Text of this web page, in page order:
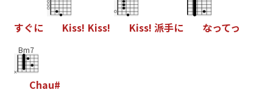
すぐに Kiss! Kiss! Kiss! 派手に なってっ
Bm7
Chau#